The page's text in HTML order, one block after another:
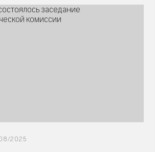
2025